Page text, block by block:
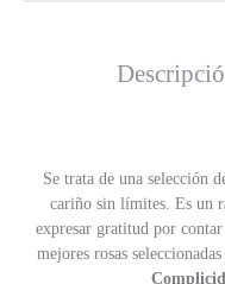
Se trata de una selección
cariño sin límites. Es un
expresar gratitud por
mejores rosas